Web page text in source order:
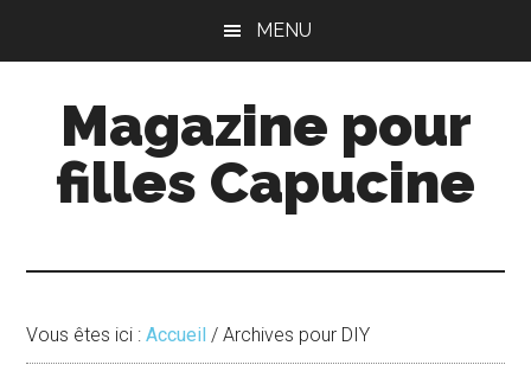
principal
principale
MENU
Magazine pour
filles Capucine
Vous êtes ici :Accueil / Archives pour DIY